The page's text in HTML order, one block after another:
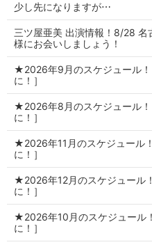
少し先になりますが⋯
三ツ屋亜美 出演情報！8/28 名
様にお会いしましょう！
★2026年9月のスケジュール
に！］
★2026年8月のスケジュール
に！］
★2026年11月のスケジュール
に！］
★2026年12月のスケジュール
に！］
★2026年10月のスケジュール
に！］